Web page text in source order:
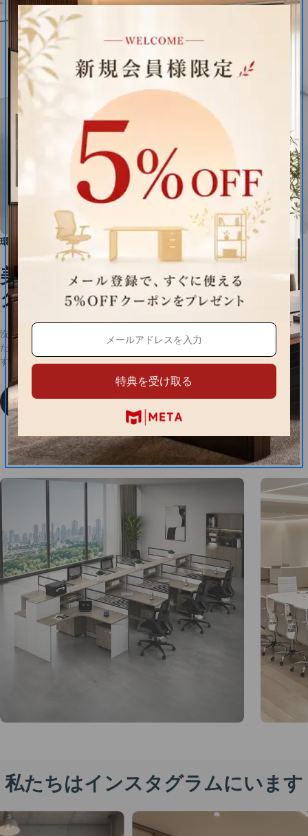
環境に配慮した認証素材
美しさと実用性を兼ね備えたワー
クデスク
洗練されたシンプルデザインと使いやすさを両立したデスク。環境に配慮し
た認証素材を採用し、長時間の作業でも快適なワークスペースを演出しま
す。
商品詳細を見る
空間づくりのアイデアをご紹介
私たちはインスタグラムにいます
特典を受け取る